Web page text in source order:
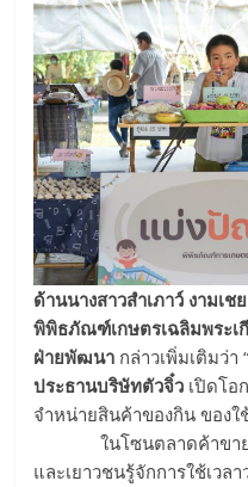
ด้านนางสาวสำเภาว์ งามเ
พิพิธภัณฑ์เกษตรเฉลิมพระเ
ฝ่ายพัฒนา กล่าวเพิ่มเติมว่
ประธานบริษัทตัวจิ๋ว เปิดโอ
จำหน่ายสินค้าของกิน ของใ
ในโซนตลาดค้าขายชา
และเยาวชนรู้จักการใช้